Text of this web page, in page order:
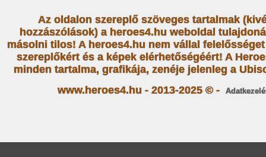
Az oldalon szereplő szöveges tartalmak
hozzászólások) a heroes4.hu weboldal
másolni tilos! A heroes4.hu nem vállal
szereplőkért és a képek elérhetőségéért! A
minden tartalma, grafikája, zenéje jelenleg a
www.heroes4.hu - 2013-2025 © -